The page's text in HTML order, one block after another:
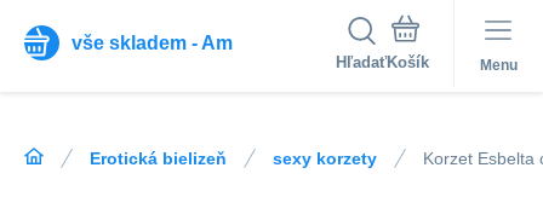
vše skladem - Am
Hľadať Menu
Erotická bielizeň sexy korzety Korzet Esbelta